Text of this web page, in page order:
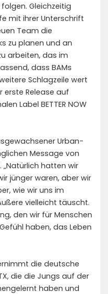
Gleichzeitig
mit ihrer Unterschrift
Team die
zu planen und an
arbeiten, das im
dass BAMs
Schlagzeile wert
erste Release auf
Label BETTER NOW
Urban-
Message von
„Natürlich hatten wir
jünger waren, aber wir
wie wir uns im
vielleicht täuscht.
den wir für Menschen
haben, das Leben
die deutsche
die die Jungs auf der
haben und